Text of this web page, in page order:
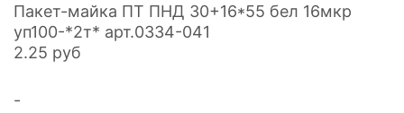
Пакет-майка ПТ ПНД 30+16*55 бел 16мкр
уп100-*2т* арт.0334-041
2.25 руб
-